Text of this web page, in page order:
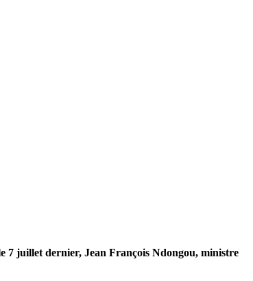
7 juillet dernier, Jean François Ndongou, ministre